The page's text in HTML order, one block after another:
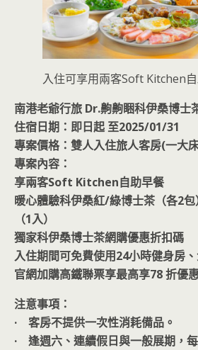
入住可享用兩客Soft Kitchen自
南港老爺行旅 Dr.齁齁睏科伊桑博士
住宿日期：即日起 至2025/01/31
專案價格：雙人入住旅人客房(一大
專案內容：
享兩客Soft Kitchen自助早餐
暖心體驗科伊桑紅/綠博士茶（各2
（1入）
獨家科伊桑博士茶網購優惠折扣碼
入住期間可免費使用24小時健身房、
官網加購高鐵聯票享最高享78 折優
注意事項：
· 客房不提供一次性消耗備品。
· 逢週六、連續假日與一般展期，